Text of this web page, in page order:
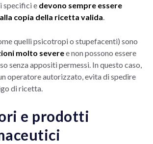
specifici e devono sempre essere
copia della ricetta valida
quelli psicotropi o stupefacenti) sono
molto severee non possono essere
senza appositi permessi. In questo caso,
operatore autorizzato, evita di spedire
di ricetta.
e prodotti